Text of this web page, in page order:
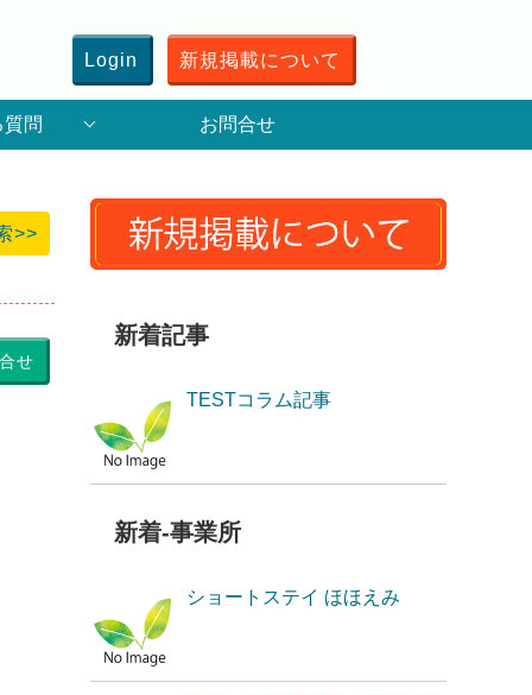
Login 新規掲載について
問 お問合せ
>>
せ
新着記事
TESTコラム記事
新着-事業所
ショートステイ ほほえみ